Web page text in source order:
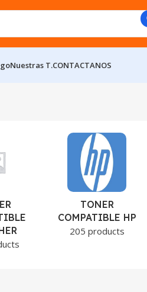
Nuestras T.CONTACTANOS
TONER
COMPATIBLE HP
205 products